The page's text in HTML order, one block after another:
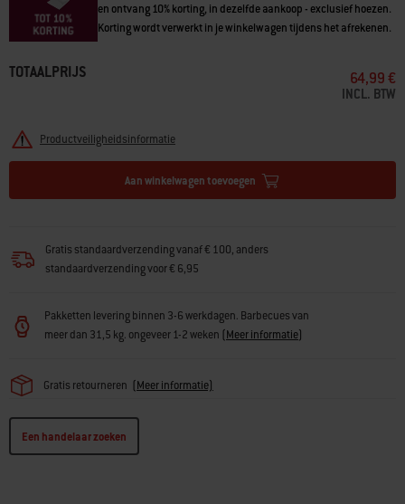
en ontvang 10% korting, in dezelfde aankoop - exclusief hoezen.
Korting wordt verwerkt in je winkelwagen tijdens het afrekenen.
TOTAALPRIJS 64,99 €
INCL. BTW
Productveiligheidsinformatie
Aan winkelwagen toevoegen
Gratis standaardverzending vanaf € 100, anders
standaardverzending voor € 6,95
Pakketten levering binnen 3-6 werkdagen. Barbecues van
meer dan 31,5 kg. ongeveer 1-2 weken (Meer informatie)
Gratis retourneren (Meer informatie)
Een handelaar zoeken